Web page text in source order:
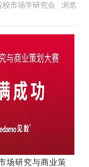
校市场学研究会 浏览
场研究与商业策